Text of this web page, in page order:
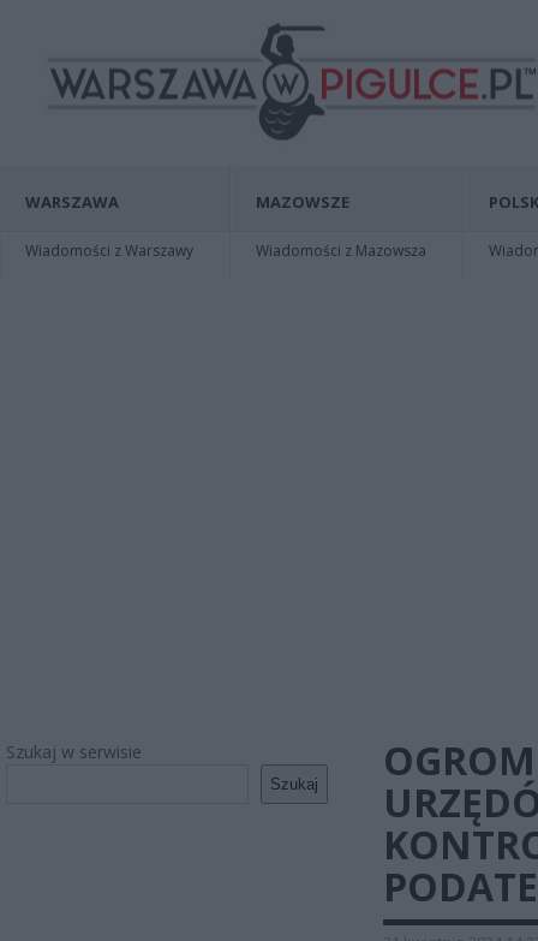
WARSZAWA
Wiadomości z Warszawy
MAZOWSZE
Wiadomości z Mazowsza
Szukaj w serwisie
Szukaj